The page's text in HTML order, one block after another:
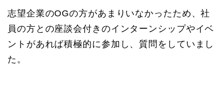
志望企業のOGの方があまりいなかったため、社
員の方との座談会付きのインターンシップやイベ
ントがあれば積極的に参加し、質問をしていまし
た。